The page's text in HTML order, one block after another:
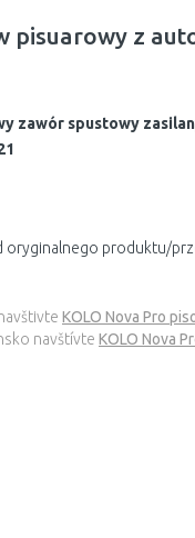
pisuarowy z
zawór spustowy
oryginalnego produktu/
KOLO Nova Pro
navštívte KOLO Nova